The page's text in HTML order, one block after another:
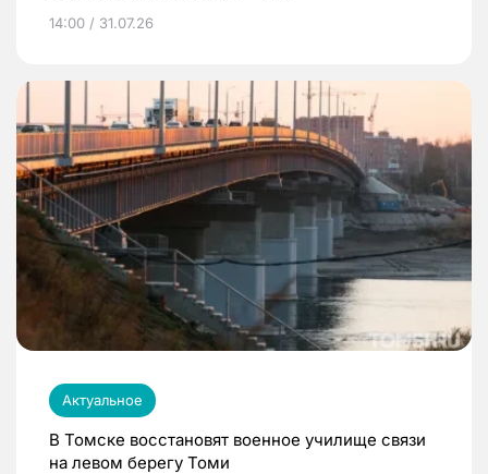
14:00 / 31.07.26
Актуальное
В Томске восстановят военное училище связи
на левом берегу Томи